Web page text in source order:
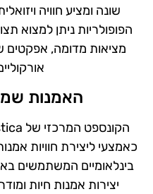
שונה ומציע חוויה
הפופולריות ניתן למצוא
מציאות מדומה, אפקטים
האמנות
כאמצעי ליצירת חוויות
בינלאומיים המשתמשים
יצירות אמנות חיות